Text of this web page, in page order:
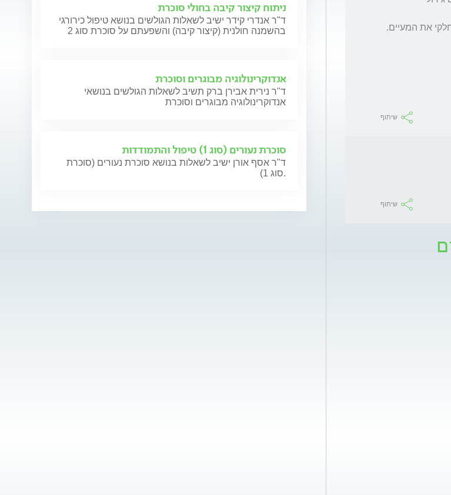
שיתוף
שיתוף
ניתוח קיצור קיבה בחולי סוכרת
ד"ר אנדרי קידר ישיב לשאלות הגולשים בנושא טיפול כירורגי
בהשמנה חולנית (קיצור קיבה) והשפעתם על סוכרת סוג 2
אנדוקרינולוגיה מבוגרים וסוכרת
ד"ר נירית אבירן ברק תשיב לשאלות הגולשים בנושאי
אנדוקרינולוגיה מבוגרים וסוכרת
סוכרת נעורים (סוג 1) טיפול והתמודדות
ד"ר אסף אורן ישיב לשאלות בנושא סוכרת נעורים (סוכרת
סוג 1).